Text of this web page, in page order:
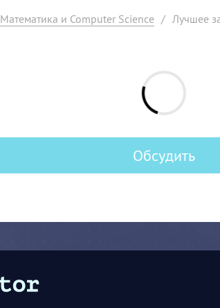
Математика и Computer Science / Лучшее
Обсудить